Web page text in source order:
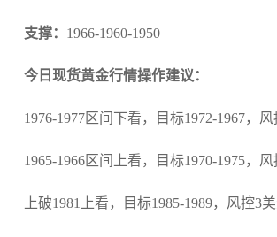
支撑： 1966-1960-1950
今日现货黄金行情操作建议：
1976-1977区间下看，目标1972-1967，风
1965-1966区间上看，目标1970-1975，风
上破1981上看，目标1985-1989，风控3美